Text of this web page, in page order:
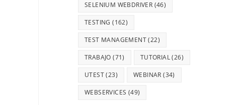
SELENIUM WEBDRIVER (46)
TESTING (162)
TEST MANAGEMENT(22)
TRABAJO (71) TUTORIAL(26)
UTEST(23) WEBINAR (34)
WEBSERVICES (49)